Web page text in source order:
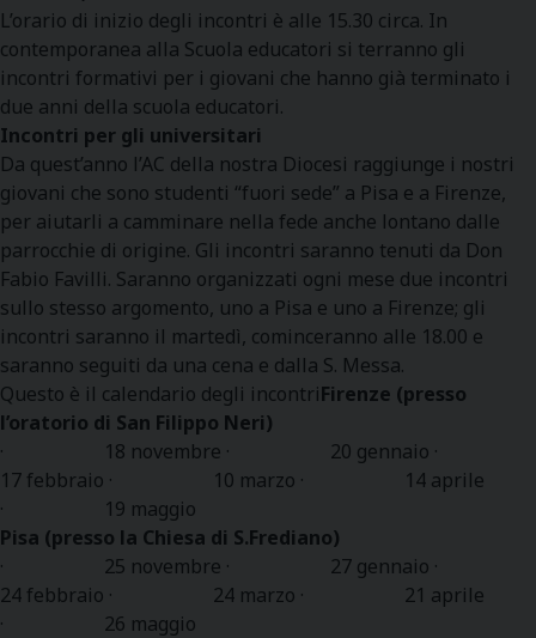
L’orario di inizio degli incontri è alle 15.30 circa. In
contemporanea alla Scuola educatori si terranno gli
incontri formativi per i giovani che hanno già terminato i
due anni della scuola educatori.
Incontri per gli universitari
Da quest’anno l’AC della nostra Diocesi raggiunge i nostri
giovani che sono studenti “fuori sede” a Pisa e a Firenze,
per aiutarli a camminare nella fede anche lontano dalle
parrocchie di origine. Gli incontri saranno tenuti da Don
Fabio Favilli. Saranno organizzati ogni mese due incontri
sullo stesso argomento, uno a Pisa e uno a Firenze; gli
incontri saranno il martedì, cominceranno alle 18.00 e
saranno seguiti da una cena e dalla S. Messa.
Questo è il calendario degli incontriFirenze (presso
l’oratorio di San Filippo Neri)
· 18 novembre · 20 gennaio ·
17 febbraio · 10 marzo · 14 aprile
· 19 maggio
Pisa (presso la Chiesa di S.Frediano)
· 25 novembre · 27 gennaio ·
24 febbraio · 24 marzo · 21 aprile
· 26 maggio